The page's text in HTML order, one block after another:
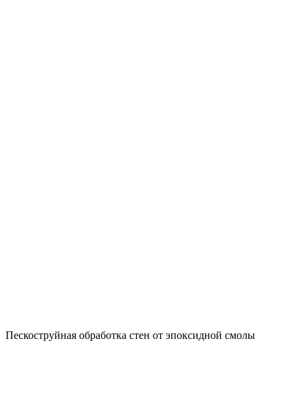
Пескоструйная обработка стен от эпоксидной смолы